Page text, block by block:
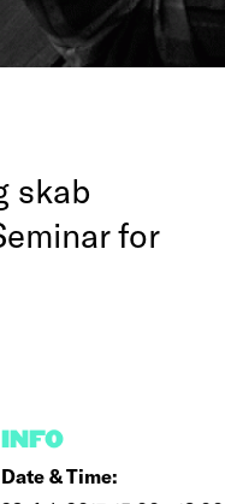
skab
for
INFO
Date & Time: